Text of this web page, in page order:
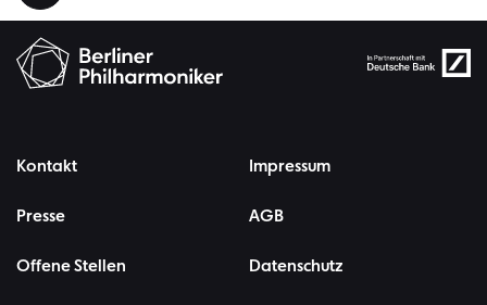
Kontakt
Presse
Offene Stellen
Impressum
AGB
Datenschutz